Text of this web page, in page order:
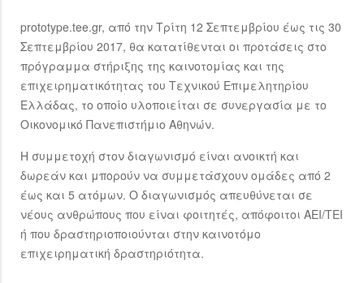
prototype.tee.gr, από την Τρίτη 12 Σεπτεμβρίου έως τις 30
Σεπτεμβρίου 2017, θα κατατίθενται οι προτάσεις στο
πρόγραμμα στήριξης της καινοτομίας και της
επιχειρηματικότητας του Τεχνικού Επιμελητηρίου
Ελλάδας, το οποίο υλοποιείται σε συνεργασία με το
Οικονομικό Πανεπιστήμιο Αθηνών.
Η συμμετοχή στον διαγωνισμό είναι ανοικτή και
δωρεάν και μπορούν να συμμετάσχουν ομάδες από 2
έως και 5 ατόμων. Ο διαγωνισμός απευθύνεται σε
νέους ανθρώπους που είναι φοιτητές, απόφοιτοι ΑΕΙ/ΤΕΙ
ή που δραστηριοποιούνται στην καινοτόμο
επιχειρηματική δραστηριότητα.